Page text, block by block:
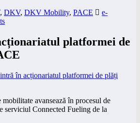
, DKV, DKV Mobility, PACE
e-
platformei de
avansează în procesul de
serviciul Connected Fueling de la